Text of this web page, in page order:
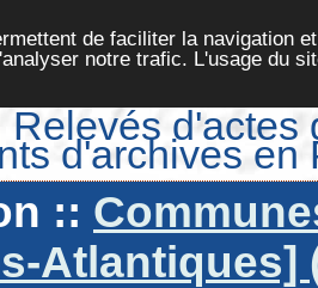
de faciliter la navigation
notre trafic. L'usage du
Relevés d'actes
d'archives en
::
Atlantiques]